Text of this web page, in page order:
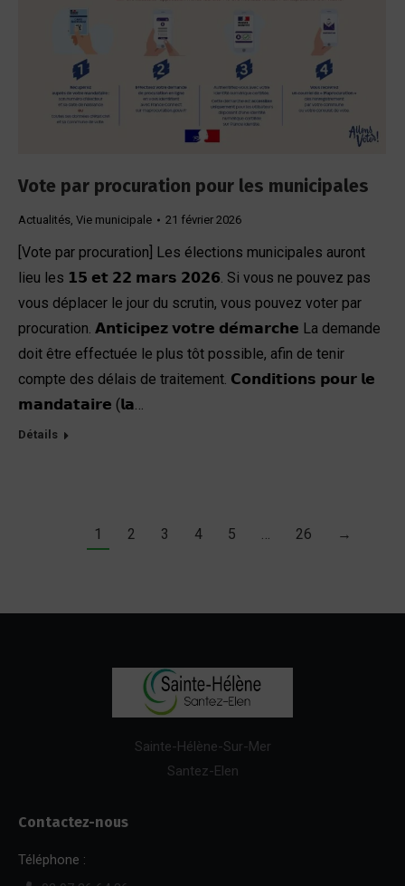
Vote par procuration pour les municipales
Actualités, Vie municipale 21 février 2026
[Vote par procuration] Les élections municipales auront
lieu les 𝟭𝟱 𝗲𝘁 𝟮𝟮 𝗺𝗮𝗿𝘀 𝟮𝟬𝟮𝟲. Si vous ne pouvez pas
vous déplacer le jour du scrutin, vous pouvez voter par
procuration. 𝗔𝗻𝘁𝗶𝗰𝗶𝗽𝗲𝘇 𝘃𝗼𝘁𝗿𝗲 𝗱𝗲́𝗺𝗮𝗿𝗰𝗵𝗲 La demande
doit être effectuée le plus tôt possible, afin de tenir
compte des délais de traitement. 𝗖𝗼𝗻𝗱𝗶𝘁𝗶𝗼𝗻𝘀 𝗽𝗼𝘂𝗿 𝗹𝗲
𝗺𝗮𝗻𝗱𝗮𝘁𝗮𝗶𝗿𝗲 (𝗹𝗮…
Détails
1 2 3 4 5 … 26 →
Sainte-Hélène-Sur-Mer
Santez-Elen
Contactez-nous
Téléphone :